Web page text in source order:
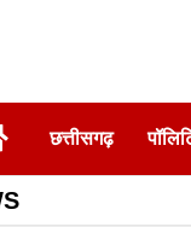
Homeछत्तीसगढ़